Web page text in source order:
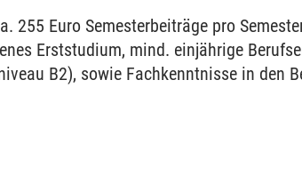
255 Euro Semesterbeiträge pro
Erststudium, mind. einjährige
B2), sowie Fachkenntnisse in den